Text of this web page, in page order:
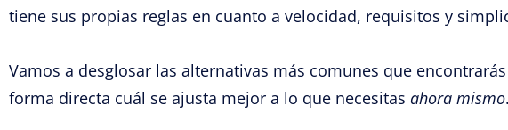
tiene sus propias reglas en cuanto a velocidad, requisitos y
Vamos a desglosar las alternativas más comunes que
forma directa cuál se ajusta mejor a lo que necesitas ahora mismo.